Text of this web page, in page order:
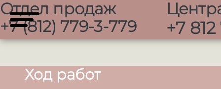
Отдел продаж
+7 (812) 779-3-779
+7
Ход работ